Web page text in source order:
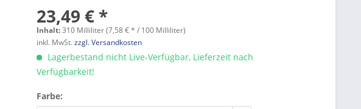
23,49 € *
Inhalt:310 Milliliter (7,58 € * / 100 Milliliter)
inkl. MwSt.zzgl. Versandkosten
Lagerbestand nicht Live-Verfügbar, Lieferzeit nach
Verfügbarkeit!
Farbe: